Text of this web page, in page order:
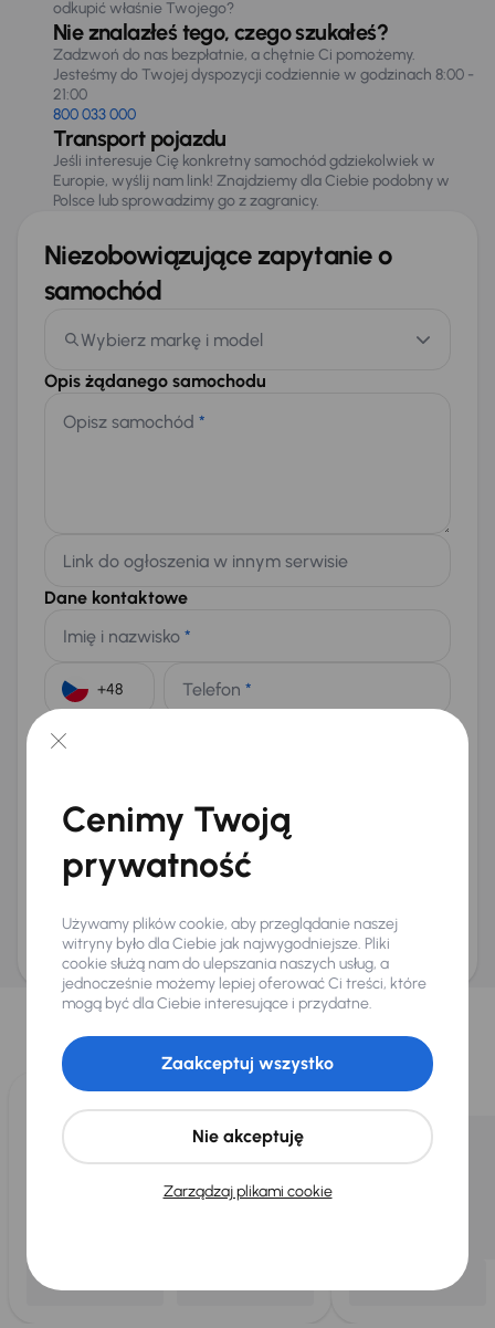
odkupić właśnie Twojego?
Nie znalazłeś tego, czego szukałeś?
Zadzwoń do nas bezpłatnie, a chętnie Ci pomożemy.
Jesteśmy do Twojej dyspozycji codziennie w godzinach 8:00 -
21:00
800 033 000
Transport pojazdu
Jeśli interesuje Cię konkretny samochód gdziekolwiek w
Europie, wyślij nam link! Znajdziemy dla Ciebie podobny w
Polsce lub sprowadzimy go z zagranicy.
Niezobowiązujące zapytanie o
samochód
Wybierz markę i model
Opis żądanego samochodu
Opisz samochód *
Link do ogłoszenia w innym serwisie
Dane kontaktowe
Imię i nazwisko *
Telefon *
E-mail
Na numer telefonu (opcjonalnie)
Wyślij zapytanie
ani zagwarantowaną dostępnością pojazdu. AURES Holdings a.s., z siedzibą
Dopraváků 874/15, Čimice, 184 00 Praga 8, będzie przechowywać i przetwarzać
Twoje dane osobowe zgodnie z zasadami ochrony i przetwarzaniadanych
osobowych
Wybraliśmy dla Ciebie
Wybieramy dla Ciebienajlepsze pojazdyz naszej oferty. Kupimy
dla Ciebiedo 400 pojazdówkażdego dnia.
Cenimy Twoją
prywatność
Używamy plików cookie, aby przeglądanie naszej
witryny było dla Ciebie jak najwygodniejsze. Pliki
cookie służą nam do ulepszania naszych usług, a
jednocześnie możemy lepiej oferować Ci treści, które
mogą być dla Ciebie interesujące i przydatne.
Zarządzaj plikami cookie
Nie akceptuję
Zaakceptuj wszystko